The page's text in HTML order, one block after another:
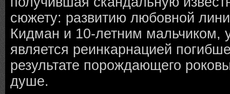
сюжету: развитию любовной
Кидман и 10-летним мальчиком,
является реинкарнацией
результате порождающего
душе.